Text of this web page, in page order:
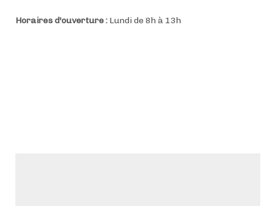
Horaires d'ouverture :Lundi de 8h à 13h